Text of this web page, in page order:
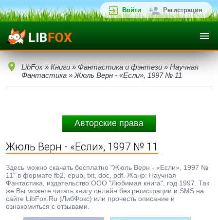
Войти Регистрация
LibFox » Книги » Фантастика и фэнтези » Научная
Фантастика » Жюль Верн - «Если», 1997 № 11
Авторские права
Жюль Верн - «Если», 1997 № 11
Здесь можно скачать бесплатно "Жюль Верн - «Если», 1997 №
11" в формате fb2, epub, txt, doc, pdf. Жанр: Научная
Фантастика, издательство ООО "Любимая книга", год 1997. Так
же Вы можете читать книгу онлайн без регистрации и SMS на
сайте LibFox.Ru (ЛибФокс) или прочесть описание и
ознакомиться с отзывами.